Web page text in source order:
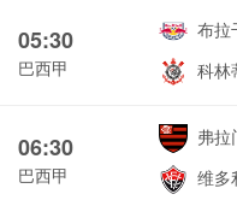
05:30
巴西甲
布拉
科林
06:30
巴西甲
弗拉
维多